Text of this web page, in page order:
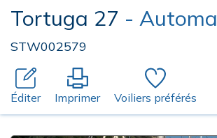
Tortuga 27 -
STW002579
Éditer Imprimer Voiliers préférés